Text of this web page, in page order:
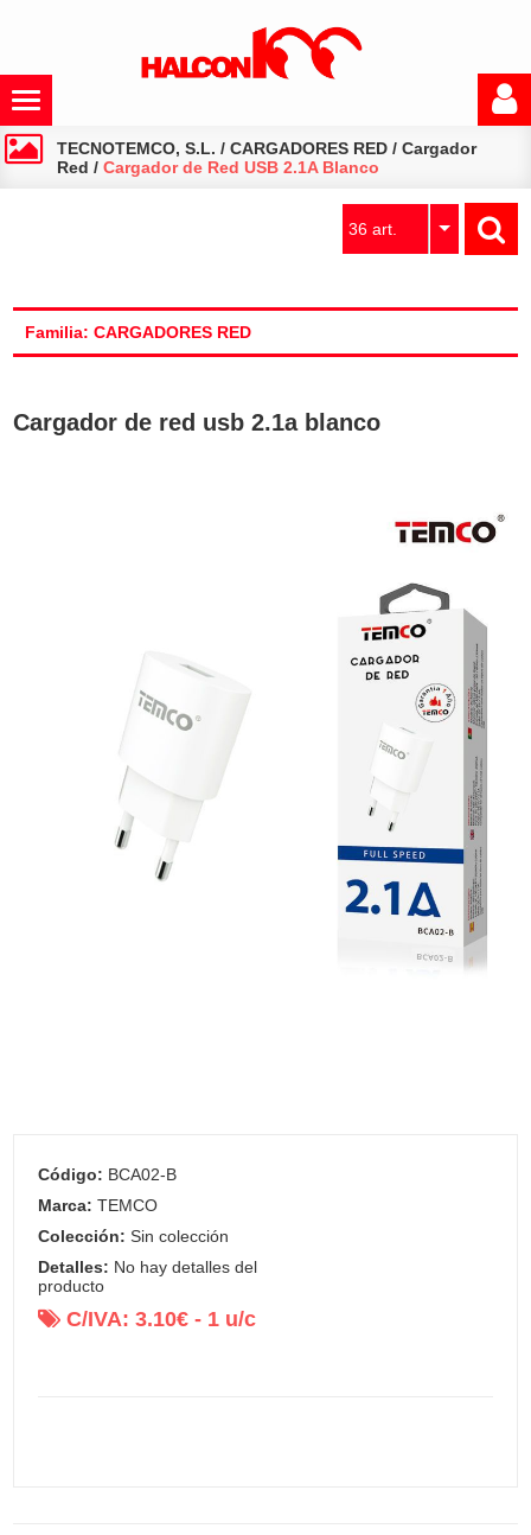
TECNOTEMCO, S.L. /CARGADORES RED /Cargador
Red /Cargador de Red USB 2.1A Blanco
36 art.
Familia: CARGADORES RED
Cargador de red usb 2.1a blanco
Código: BCA02-B
Marca: TEMCO
Colección: Sin colección
Detalles: No hay detalles del
producto
C/IVA:3.10€ - 1 u/c